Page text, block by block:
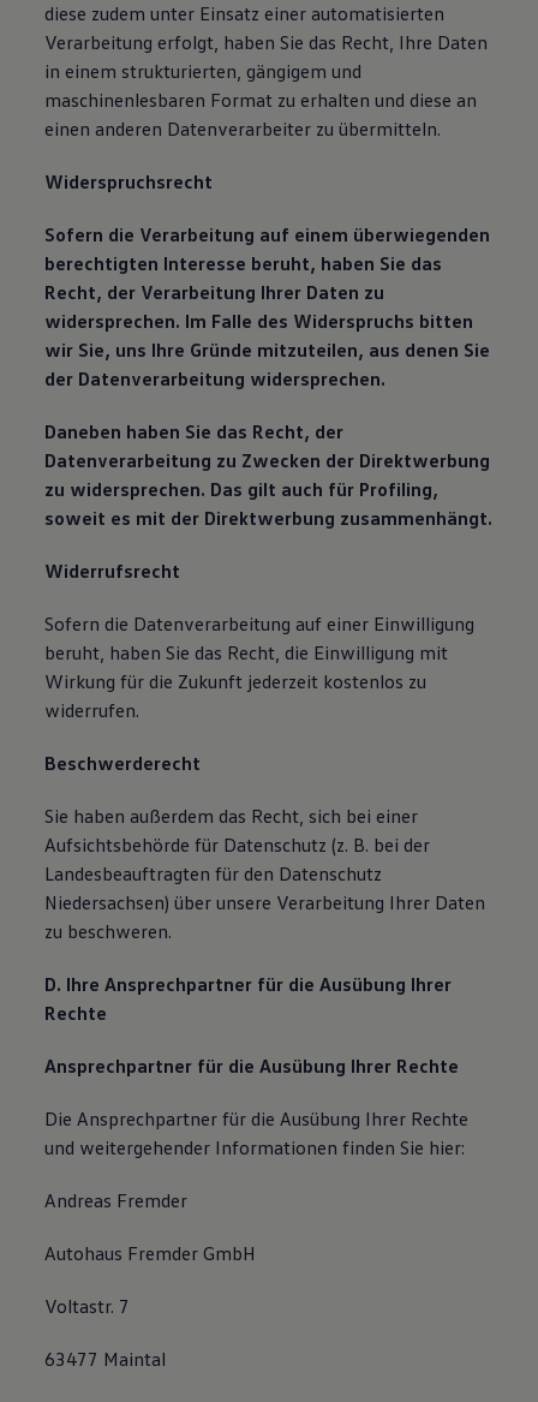
diese zudem unter Einsatz einer automatisierten
Verarbeitung erfolgt, haben Sie das Recht, Ihre Daten
in einem strukturierten, gängigem und
maschinenlesbaren Format zu erhalten und diese an
einen anderen Datenverarbeiter zu übermitteln.
Widerspruchsrecht
Sofern die Verarbeitung auf einem überwiegenden
berechtigten Interesse beruht, haben Sie das
Recht, der Verarbeitung Ihrer Daten zu
widersprechen. Im Falle des Widerspruchs bitten
wir Sie, uns Ihre Gründe mitzuteilen, aus denen Sie
der Datenverarbeitung widersprechen.
Daneben haben Sie das Recht, der
Datenverarbeitung zu Zwecken der Direktwerbung
zu widersprechen. Das gilt auch für Profiling,
soweit es mit der Direktwerbung zusammenhängt.
Widerrufsrecht
Sofern die Datenverarbeitung auf einer Einwilligung
beruht, haben Sie das Recht, die Einwilligung mit
Wirkung für die Zukunft jederzeit kostenlos zu
widerrufen.
Beschwerderecht
Sie haben außerdem das Recht, sich bei einer
Aufsichtsbehörde für Datenschutz (z. B. bei der
Landesbeauftragten für den Datenschutz
Niedersachsen) über unsere Verarbeitung Ihrer Daten
zu beschweren.
D. Ihre Ansprechpartner für die Ausübung Ihrer
Rechte
Ansprechpartner für die Ausübung Ihrer Rechte
Die Ansprechpartner für die Ausübung Ihrer Rechte
und weitergehender Informationen finden Sie hier:
Andreas Fremder
Autohaus Fremder GmbH
Voltastr. 7
63477 Maintal